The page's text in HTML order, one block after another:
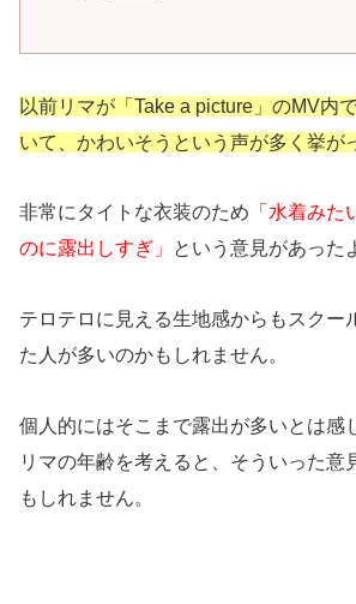
以前リマが「Take a picture」のMV内
いて、かわいそうという声が多く挙が
非常にタイトな衣装のため 「水着み
のに露出しすぎ」
という意見があった
テロテロに見える生地感からもスクー
た人が多いのかもしれません。
個人的にはそこまで露出が多いとは感
リマの年齢を考えると、そういった意
もしれません。